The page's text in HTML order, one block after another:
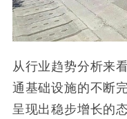
从行业趋势分析来
通基础设施的不断
呈现出稳步增长的